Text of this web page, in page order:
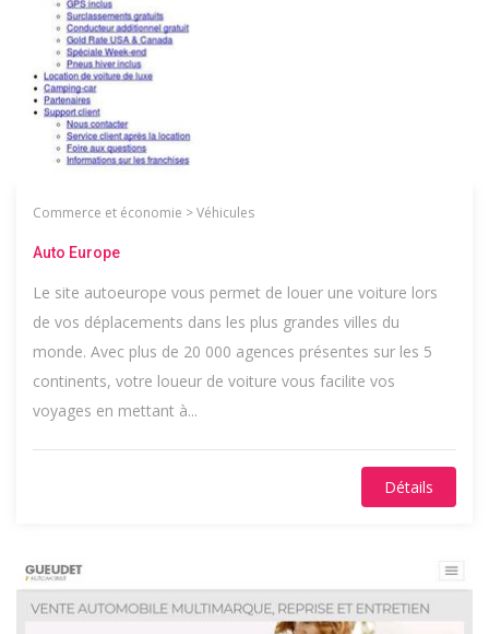
Commerce et économie >Véhicules
Auto Europe
Le site autoeurope vous permet de louer une voiture lors
de vos déplacements dans les plus grandes villes du
monde. Avec plus de 20 000 agences présentes sur les 5
continents, votre loueur de voiture vous facilite vos
voyages en mettant à...
Détails